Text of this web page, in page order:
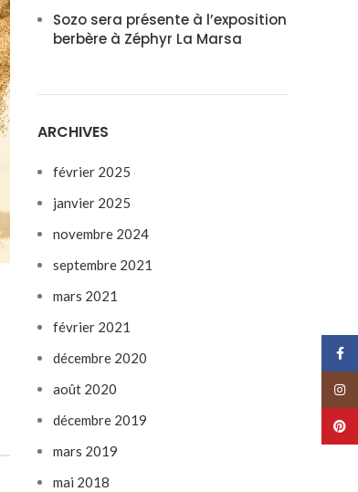
Sozo sera présente à l’exposition
berbère à Zéphyr La Marsa
ARCHIVES
février 2025
janvier 2025
novembre 2024
septembre 2021
mars 2021
février 2021
décembre 2020
août 2020
décembre 2019
mars 2019
mai 2018